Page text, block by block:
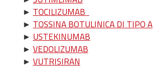
► TOCILIZUMAB
► TOSSINA BOTULINICA DI TIPO A
► USTEKINUMAB
► VEDOLIZUMAB
► VUTRISIRAN